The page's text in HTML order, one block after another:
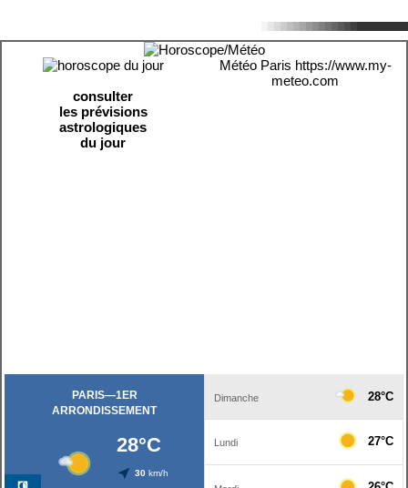
consulter
les prévisions
astrologiques
du jour
Météo Paris https://www.my-
meteo.com